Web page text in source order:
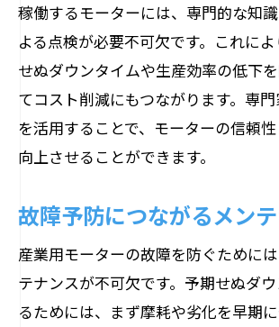
稼働するモーターには、専門的な知
よる点検が必要不可欠です。これに
せぬダウンタイムや生産効率の低下
てコスト削減にもつながります。専
を活用することで、モーターの信頼
向上させることができます。
故障予防につながるメン
産業用モーターの故障を防ぐために
テナンスが不可欠です。予期せぬダ
るためには、まず摩耗や劣化を早期